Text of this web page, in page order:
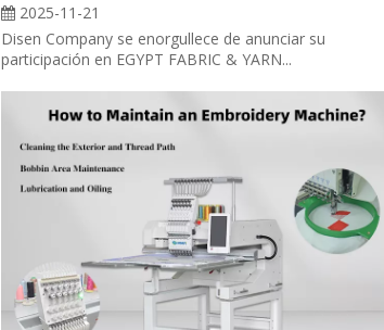
2025-11-21
Disen Company se enorgullece de anunciar su
participación en EGYPT FABRIC & YARN...